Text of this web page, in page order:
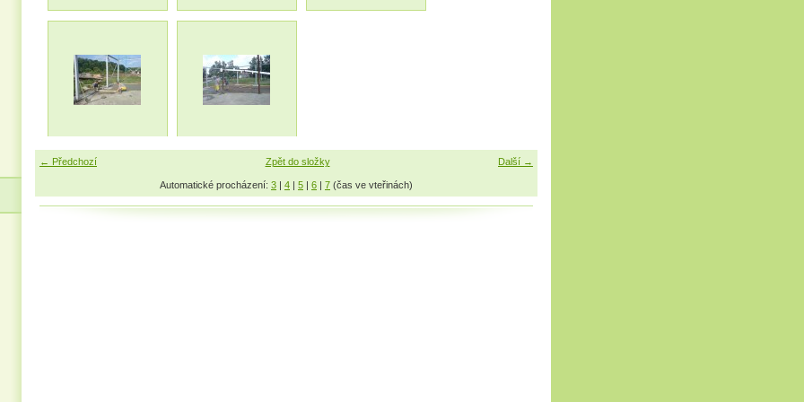
← Předchozí Další →
Zpět do složky
Automatické procházení: 3 | 4 | 5 | 6 | 7 (čas ve vteřinách)